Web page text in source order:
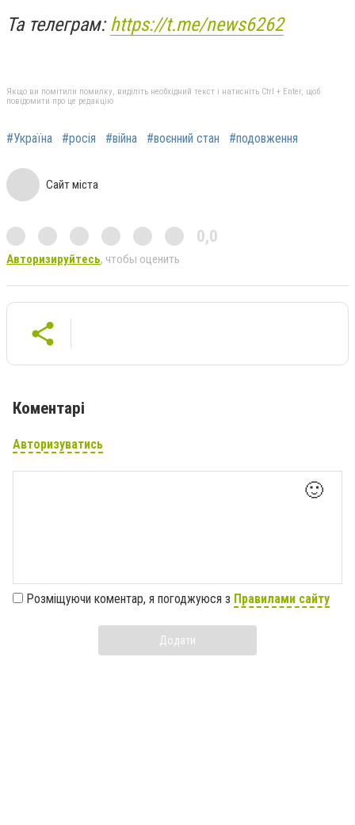
Та телеграм:https://t.me/news6262
Якщо ви помітили помилку, виділіть необхідний текст і натисніть Ctrl + Enter, щоб
повідомити про це редакцію
#Україна #росія #війна #воєнний стан #подовження
Сайт міста
0,0
Авторизируйтесь, чтобы оценить
Коментарі
Авторизуватись
🙂
Розміщуючи коментар, я погоджуюся з Правилами сайту
Додати